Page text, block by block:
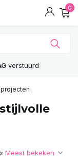
0
verstuurd